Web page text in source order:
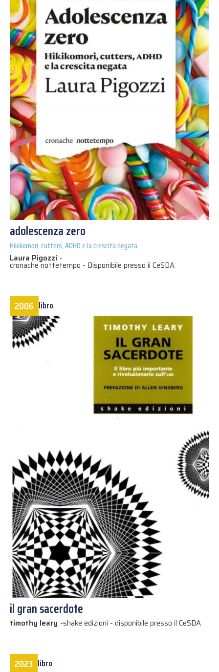
adolescenza zero
Hikikomori, cutters, ADHD e la crescita negata
Laura Pigozzi -
cronache nottetempo - Disponibile presso il CeSDA
2006 libro
il gran sacerdote
timothy leary -shake edizioni - disponibile presso il CeSDA
2023 libro